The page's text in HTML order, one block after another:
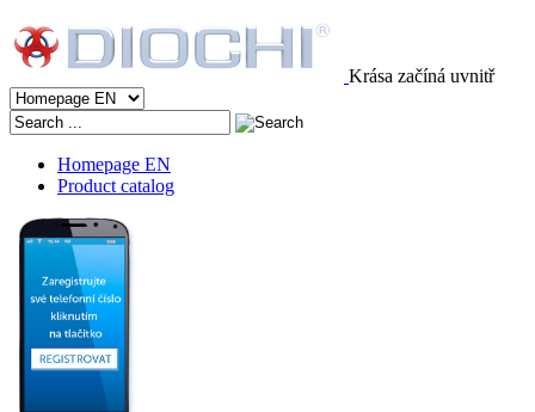
Krása začíná uvnitř
Homepage EN
Product catalog